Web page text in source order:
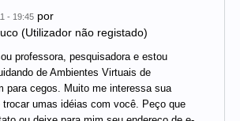
- 19:45 por
(Utilizador não registado)
professora, pesquisadora e estou
de Ambientes Virtuais de
para cegos. Muito me interessa sua
trocar umas idéias com você. Peço que